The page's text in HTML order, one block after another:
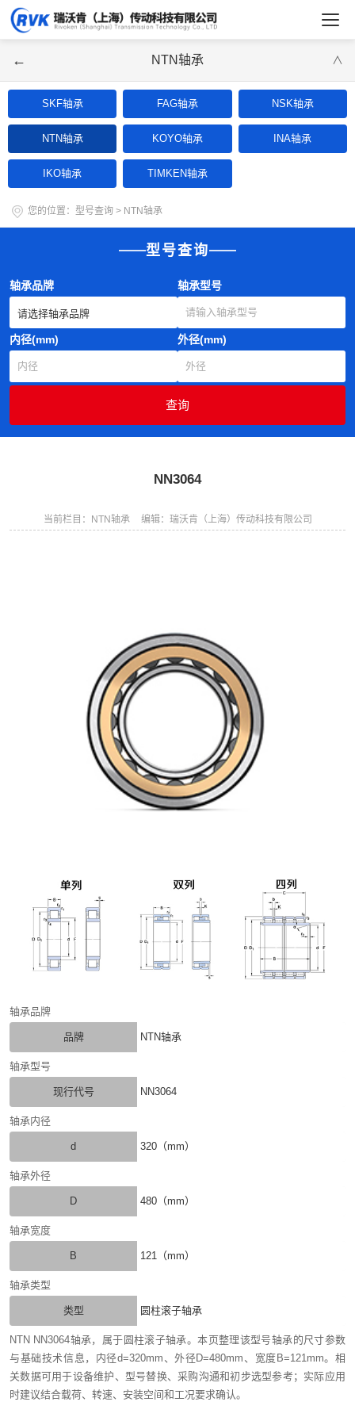
← NTN轴承 ∨
SKF轴承 FAG轴承 NSK轴承
NTN轴承 KOYO轴承 INA轴承
IKO轴承 TIMKEN轴承
您的位置： 型号查询 > NTN轴承
型号查询
轴承品牌 轴承型号
内径(mm) 外径(mm)
NN3064
当前栏目：NTN轴承 编辑：瑞沃肯（上海）传动科技有限公司
轴承品牌
品牌 NTN轴承
轴承型号
现行代号 NN3064
轴承内径
d 320（mm）
轴承外径
D 480（mm）
轴承宽度
B 121（mm）
轴承类型
类型 圆柱滚子轴承
NTN NN3064轴承，属于圆柱滚子轴承。本页整理该型号轴承的尺寸参数
与基础技术信息，内径d=320mm、外径D=480mm、宽度B=121mm。相
关数据可用于设备维护、型号替换、采购沟通和初步选型参考；实际应用
时建议结合载荷、转速、安装空间和工况要求确认。